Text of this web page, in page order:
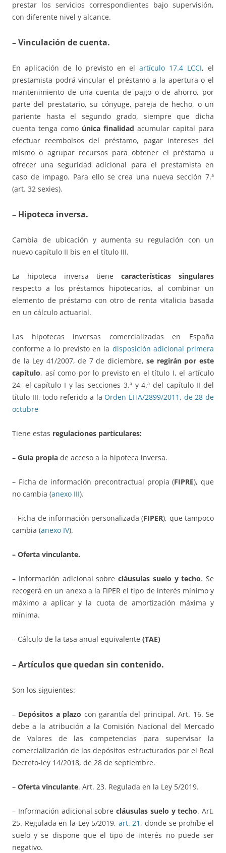
prestar los servicios correspondientes bajo supervisión,
con diferente nivel y alcance.
– Vinculación de cuenta.
En aplicación de lo previsto en elartículo 17.4 LCCI, el
prestamista podrá vincular el préstamo a la apertura o el
mantenimiento de una cuenta de pago o de ahorro, por
parte del prestatario, su cónyuge, pareja de hecho, o un
pariente hasta el segundo grado, siempre que dicha
cuenta tenga como única finalidad acumular capital para
efectuar reembolsos del préstamo, pagar intereses del
mismo o agrupar recursos para obtener el préstamo u
ofrecer una seguridad adicional para el prestamista en
caso de impago. Para ello se crea una nueva sección 7.ª
(art. 32 sexies).
– Hipoteca inversa.
Cambia de ubicación y aumenta su regulación con un
nuevo capítulo II bis en el título III.
La hipoteca inversa tiene características singulares
respecto a los préstamos hipotecarios, al combinar un
elemento de préstamo con otro de renta vitalicia basada
en un cálculo actuarial.
Las hipotecas inversas comercializadas en España
conforme a lo previsto en la disposición adicional primera
de la Ley 41/2007, de 7 de diciembre,se regirán por este
capítulo, así como por lo previsto en el título I, el artículo
24, el capítulo I y las secciones 3.ª y 4.ª del capítulo II del
título III, todo referido a laOrden EHA/2899/2011, de 28 de
octubre
Tiene estas regulaciones particulares:
– Guía propia de acceso a la hipoteca inversa.
– Ficha de información precontractual propia (FIPRE), que
no cambia (anexo III).
– Ficha de información personalizada (FIPER), que tampoco
cambia (anexo IV).
– Oferta vinculante.
– Información adicional sobre cláusulas suelo y techo. Se
recogerá en un anexo a la FIPER el tipo de interés mínimo y
máximo a aplicar y la cuota de amortización máxima y
mínima.
– Cálculo de la tasa anual equivalente (TAE)
– Artículos que quedan sin contenido.
Son los siguientes:
– Depósitos a plazo con garantía del principal. Art. 16. Se
debe a la atribución a la Comisión Nacional del Mercado
de Valores de las competencias para supervisar la
comercialización de los depósitos estructurados por el Real
Decreto-ley 14/2018, de 28 de septiembre.
– Oferta vinculante. Art. 23. Regulada en la Ley 5/2019.
– Información adicional sobre cláusulas suelo y techo. Art.
25. Regulada en la Ley 5/2019, art. 21 , donde se prohíbe el
suelo y se dispone que el tipo de interés no puede ser
negativo.